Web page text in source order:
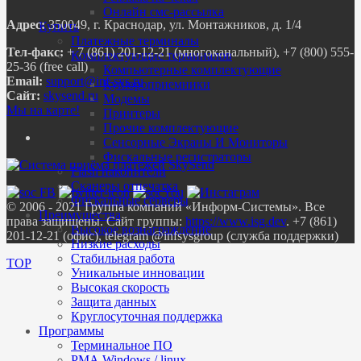
Онлайн смс-рассылка
Купить
Платежные терминалы
Комплектующие терминалов
Компьютерные комплектующие
Купюроприемники
Модемы
Принтеры
Прочие комплектующие
Сенсорные Экраны И Мониторы
Фискальные регистраторы
Flash накопители
Сканеры отпечатка
Фискальные серверы
Преимущества
Высокое вознаграждение
Низкие расходы
Стабильная работа
Уникальные инновации
Высокая скорость
Защита данных
Круглосуточная поддержка
Программы
Терминальное ПО
Адрес:350049, г. Краснодар, ул. Монтажников, д. 1/4
Тел-факс: + 7 (861) 201-12-21 (многоканальный), +7 (800) 555-
25-36 (free call)
Email:
Сайт: skysend.ru
Мы на карте!
© 2006 - 2021 Группа компаний «Информ-Системы». Все
права защищены. Сайт группы: https://www.isg.dev. +7 (861)
201-12-21 (офис), telegram @infsysgroup (служба поддержки)
TOP